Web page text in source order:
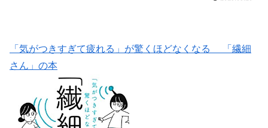
「気がつきすぎて疲れる」が驚くほどなくなる 「繊細
さん」の本